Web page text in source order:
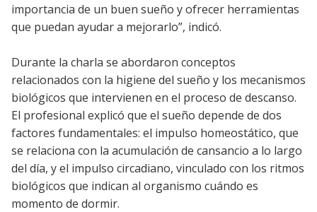
importancia de un buen sueño y ofrecer herramientas
que puedan ayudar a mejorarlo”, indicó.
Durante la charla se abordaron conceptos
relacionados con la higiene del sueño y los mecanismos
biológicos que intervienen en el proceso de descanso.
El profesional explicó que el sueño depende de dos
factores fundamentales: el impulso homeostático, que
se relaciona con la acumulación de cansancio a lo largo
del día, y el impulso circadiano, vinculado con los ritmos
biológicos que indican al organismo cuándo es
momento de dormir.